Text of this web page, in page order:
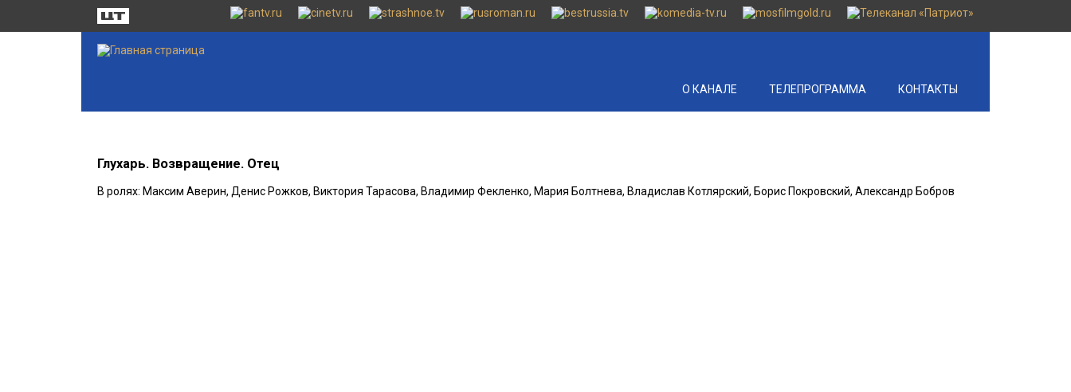
О КАНАЛЕ ТЕЛЕПРОГРАММА КОНТАКТЫ
Глухарь. Возвращение. Отец
В ролях: Максим Аверин, Денис Рожков, Виктория Тарасова, Владимир Фекленко, Мария Болтнева, Владислав Котлярский, Борис Покровский, Александр Бобров